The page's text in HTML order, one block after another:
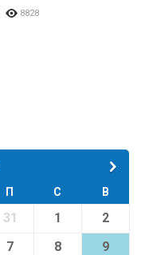
8828
П С В
31 1
2
7 8 9